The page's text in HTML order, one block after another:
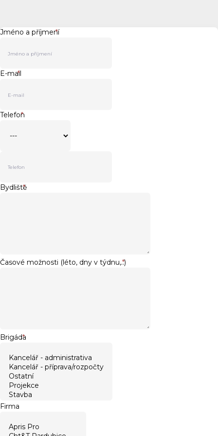
Jméno a příjmení
*
E-mail
*
Telefon
*
Bydliště
*
Časové možnosti (léto, dny v týdnu,..)
*
Brigáda
*
Firma